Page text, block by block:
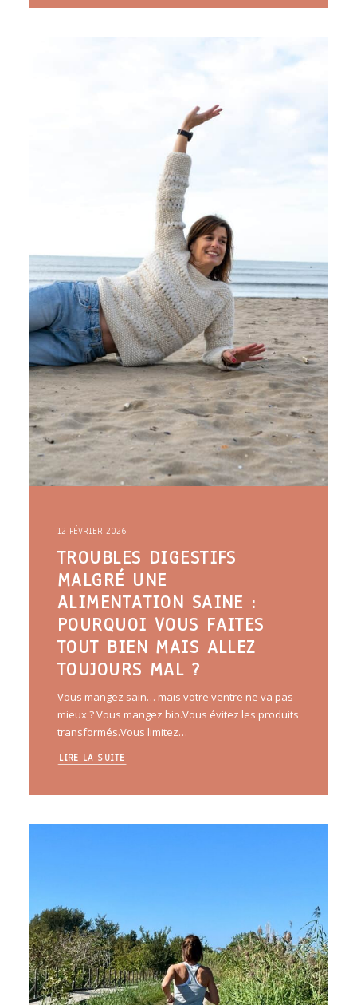
12 FÉVRIER 2026
TROUBLES DIGESTIFS
MALGRÉ UNE
ALIMENTATION SAINE :
POURQUOI VOUS FAITES
TOUT BIEN MAIS ALLEZ
TOUJOURS MAL ?
Vous mangez sain… mais votre ventre ne va pas
mieux ? Vous mangez bio.Vous évitez les produits
transformés.Vous limitez…
LIRE LA SUITE